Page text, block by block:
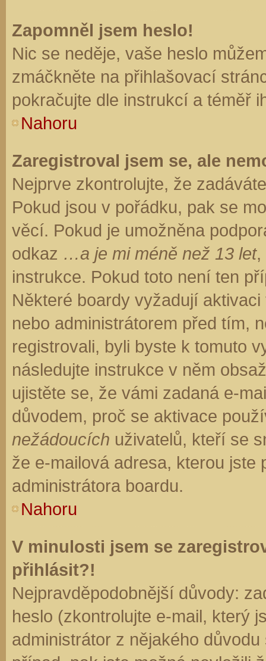
Zapomněl jsem heslo!
Nic se neděje, vaše heslo
zmáčkněte na přihlašovací
pokračujte dle instrukcí a téměř
Nahoru
Zaregistroval jsem se, ale
Nejprve zkontrolujte, že
Pokud jsou v pořádku, pak se
věcí. Pokud je umožněna
odkaz …a je mi méně než 13 let,
instrukce. Pokud toto není ten
Některé boardy vyžadují
nebo administrátorem před tím,
registrovali, byli byste k tomuto
následujte instrukce v něm
ujistěte se, že vámi zadaná e-
důvodem, proč se aktivace
nežádoucích uživatelů, kteří se
že e-mailová adresa, kterou jste
administrátora boardu.
Nahoru
V minulosti jsem se
přihlásit?!
Nejpravděpodobnější důvody:
heslo (zkontrolujte e-mail, který
administrátor z nějakého